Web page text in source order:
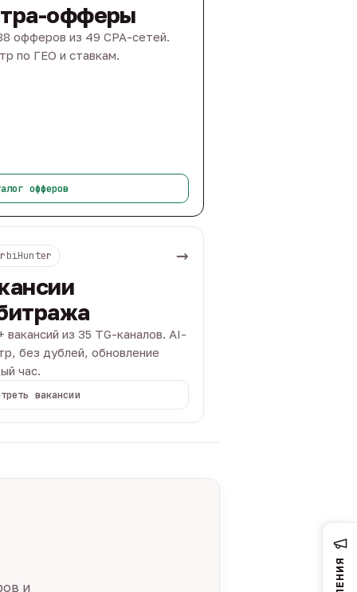
офферы
офферов из 49 CPA-сетей.
по ГЕО и ставкам.
офферов
→
вакансий из 35 TG-каналов. AI-
без дублей, обновление
час.
вакансии
и